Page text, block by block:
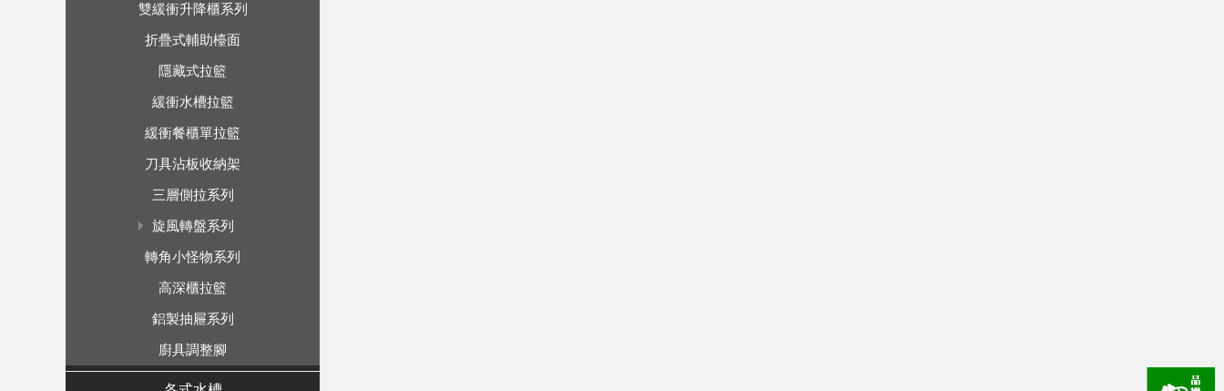
雙緩衝升降櫃系列
折疊式輔助檯面
隱藏式拉籃
緩衝水槽拉籃
緩衝餐櫃單拉籃
刀具沾板收納架
三層側拉系列
旋風轉盤系列
轉角小怪物系列
高深櫃拉籃
鋁製抽屜系列
廚具調整腳